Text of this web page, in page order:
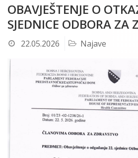
OBAVJEŠTENJE O
SJEDNICE ODBORA ZA
22.05.2026 Najave